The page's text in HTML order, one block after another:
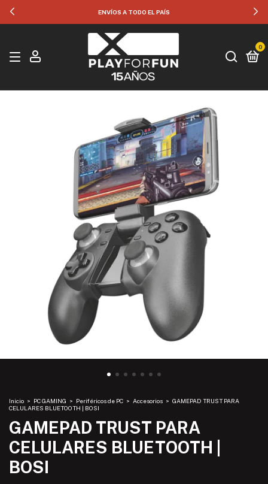
ENVÍOS A TODO EL PAÍS
0
Inicio > PC GAMING > Periféricos de PC > Accesorios > GAMEPAD TRUST PARA
CELULARES BLUETOOTH | BOSI
GAMEPAD TRUST PARA
CELULARES BLUETOOTH |
BOSI